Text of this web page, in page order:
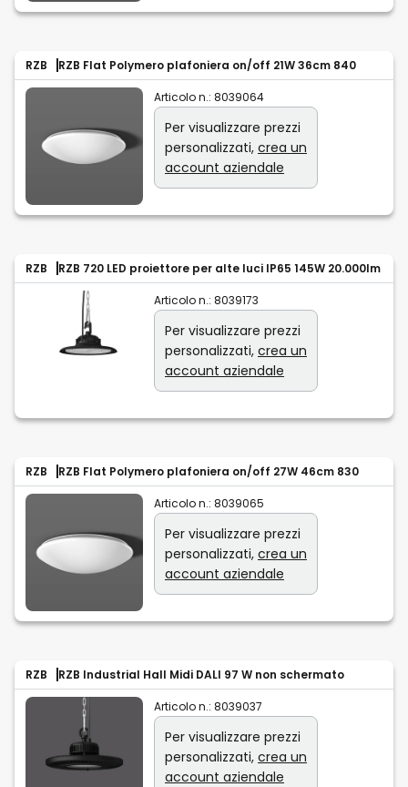
RZB RZB Flat Polymero plafoniera on/off 21W 36cm 840
Articolo n.: 8039064
Per visualizzare prezzi
personalizzati, crea un
account aziendale
RZB RZB 720 LED proiettore per alte luci IP65 145W 20.000lm
Articolo n.: 8039173
Per visualizzare prezzi
personalizzati, crea un
account aziendale
RZB RZB Flat Polymero plafoniera on/off 27W 46cm 830
Articolo n.: 8039065
Per visualizzare prezzi
personalizzati, crea un
account aziendale
RZB RZB Industrial Hall Midi DALI 97 W non schermato
Articolo n.: 8039037
Per visualizzare prezzi
personalizzati, crea un
account aziendale